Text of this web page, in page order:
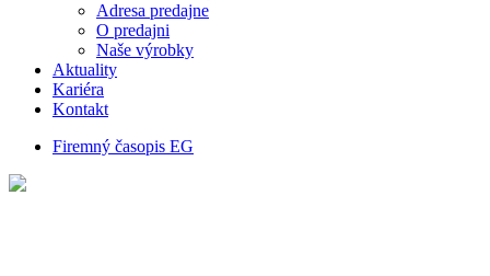
Adresa predajne
O predajni
Naše výrobky
Aktuality
Kariéra
Kontakt
Firemný časopis EG